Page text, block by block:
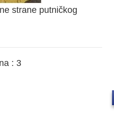
strane putničkog
: 3